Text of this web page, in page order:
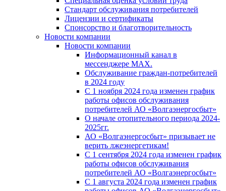
Стандарт обслуживания потребителей
Лицензии и сертификаты
Спонсорство и благотворительность
Новости компании
Новости компании
Информационный канал в
мессенджере MAX.
Обслуживание граждан-потребителей
в 2024 году
С 1 ноября 2024 года изменен график
работы офисов обслуживания
потребителей АО «Волгаэнергосбыт»
О начале отопительного периода 2024-
2025гг.
АО «Волгаэнергосбыт» призывает не
верить лжеэнергетикам!
С 1 сентября 2024 года изменен график
работы офисов обслуживания
потребителей АО «Волгаэнергосбыт»
С 1 августа 2024 года изменен график